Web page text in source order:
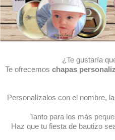
¿Te gustaría
Te ofrecemos chapas
Personalízalos con el nombre,
Tanto para los más
Haz que tu fiesta de bautizo